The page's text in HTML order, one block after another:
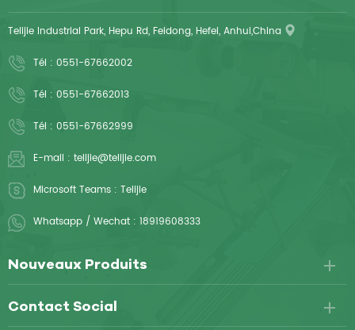
Telijie Industrial Park, Hepu Rd, Feidong, Hefei, Anhui,China
Tél : 0551-67662002
Tél : 0551-67662013
Tél : 0551-67662999
E-mail : telijie@telijie.com
Microsoft Teams : Telijie
Whatsapp / Wechat : 18919608333
Nouveaux Produits
Contact Social